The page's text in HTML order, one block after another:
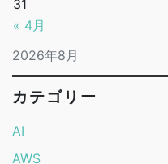
2026年8月
« 4月
31
カテゴリー
AI
AWS